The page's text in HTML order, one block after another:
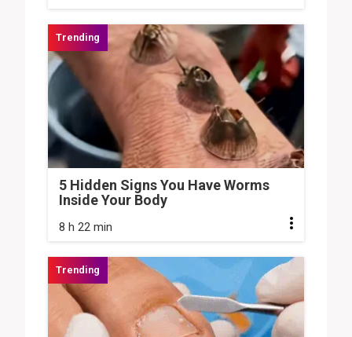
5 Hidden Signs You Have Worms
Inside Your Body
8 h 22 min